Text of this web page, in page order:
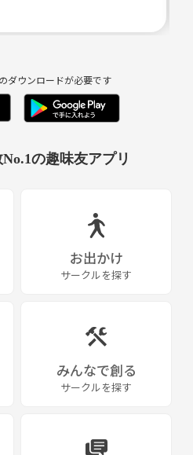
ダウンロードが必要です
の趣味友アプリ
お出かけ
サークルを探す
みんなで創る
サークルを探す